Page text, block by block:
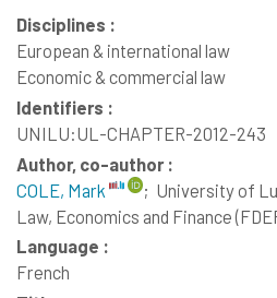
Disciplines :
European & international law
Economic & commercial law
Identifiers :
UNILU:UL-CHAPTER-2012-243
Author, co-author :
COLE, Mark
; University of
Law, Economics and Finance
Language :
French